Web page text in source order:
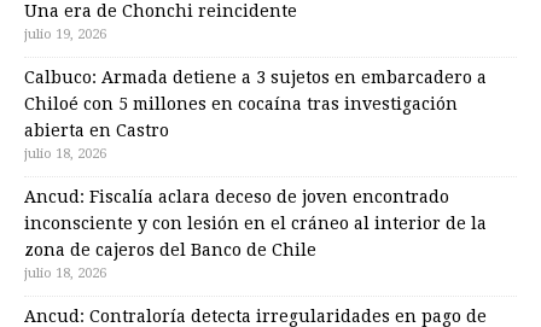
Una era de Chonchi reincidente
julio 19, 2026
Calbuco: Armada detiene a 3 sujetos en embarcadero a
Chiloé con 5 millones en cocaína tras investigación
abierta en Castro
julio 18, 2026
Ancud: Fiscalía aclara deceso de joven encontrado
inconsciente y con lesión en el cráneo al interior de la
zona de cajeros del Banco de Chile
julio 18, 2026
Ancud: Contraloría detecta irregularidades en pago de